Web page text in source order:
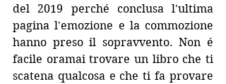
del 2019 perché conclusa l'ultima
pagina l'emozione e la commozione
hanno preso il sopravvento. Non é
facile oramai trovare un libro che ti
scatena qualcosa e che ti fa provare